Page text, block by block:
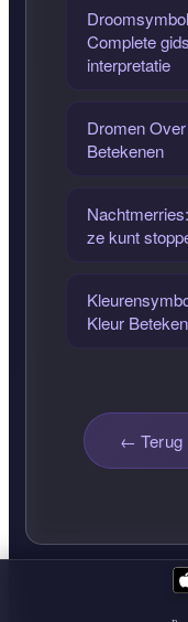
Complete
interpretatie
Dromen
Betekenen
ze kunt
Kleur
← Terug